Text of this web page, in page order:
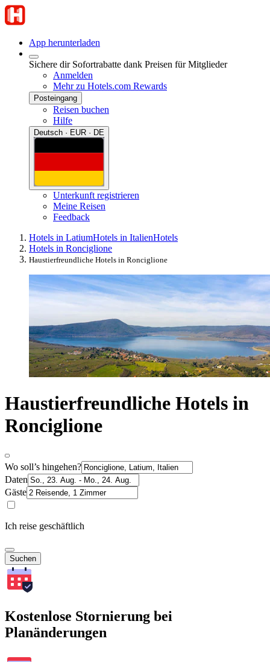
App herunterladen
Sichere dir Sofortrabatte dank Preisen für Mitglieder
Anmelden
Mehr zu Hotels.com Rewards
Posteingang
Reisen buchen
Hilfe
Deutsch · EUR · DE
Unterkunft registrieren
Meine Reisen
Feedback
Hotels in LatiumHotels in ItalienHotels
Hotels in Ronciglione
Haustierfreundliche Hotels in Ronciglione
Haustierfreundliche Hotels in
Ronciglione
Wo soll’s hingehen?
Daten
Gäste
Ich reise geschäftlich
Suchen
Kostenlose Stornierung bei
Planänderungen